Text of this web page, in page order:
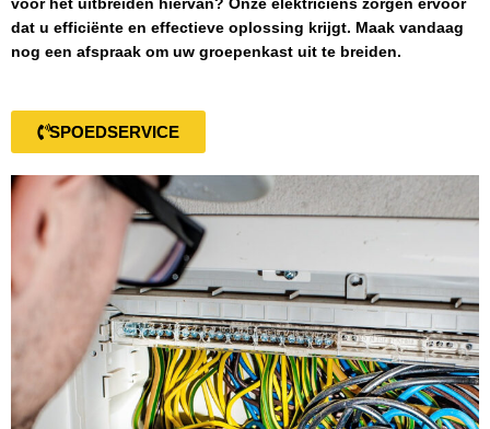
voor het uitbreiden hiervan? Onze elektriciens zorgen ervoor
dat u efficiënte en effectieve oplossing krijgt. Maak vandaag
nog een afspraak om uw groepenkast uit te breiden.
SPOEDSERVICE